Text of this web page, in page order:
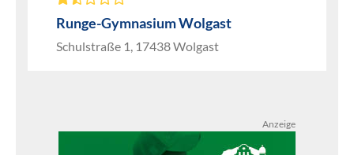
Runge-Gymnasium Wolgast
Schulstraße 1, 17438 Wolgast
Anzeige